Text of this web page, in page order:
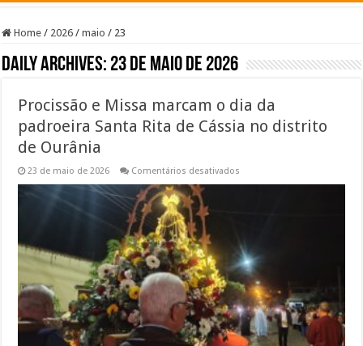
Home / 2026 / maio / 23
Daily Archives: 23 de maio de 2026
Procissão e Missa marcam o dia da
padroeira Santa Rita de Cássia no distrito
de Ourânia
23 de maio de 2026 Comentários desativados
da
padroeira
Santa
Rita
de
Cássia
no
distrito
de
Ourânia